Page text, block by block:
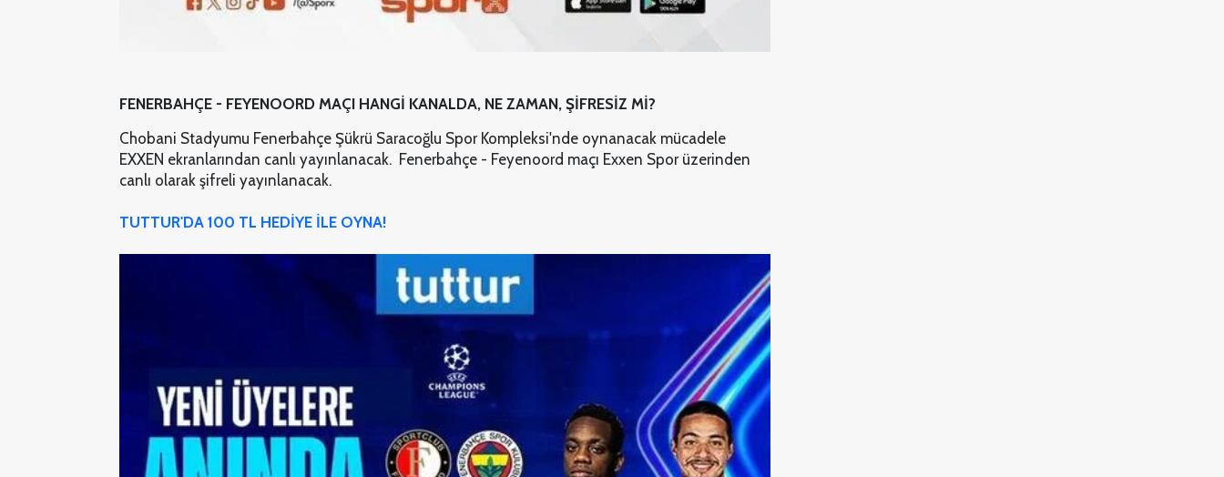
FENERBAHÇE - FEYENOORD MAÇI HANGİ KANALDA, NE ZAMAN, ŞİFRESİZ Mİ?
Chobani Stadyumu Fenerbahçe Şükrü Saracoğlu Spor Kompleksi'nde oynanacak mücadele
EXXEN ekranlarından canlı yayınlanacak. Fenerbahçe - Feyenoord maçı Exxen Spor üzerinden
canlı olarak şifreli yayınlanacak.
TUTTUR'DA 100 TL HEDİYE İLE OYNA!